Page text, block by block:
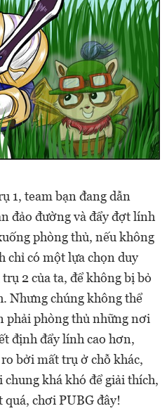
1, team bạn đang dẫn
đảo đường và đẩy đợt lính
phòng thủ, nếu không
chỉ có một lựa chọn duy
2 của ta, để không bị bỏ
Nhưng chúng không thể
phải phòng thủ những nơi
định đẩy lính cao hơn,
bởi mất trụ ở chỗ khác,
khá khó để giải thích,
chơi PUBG đây!